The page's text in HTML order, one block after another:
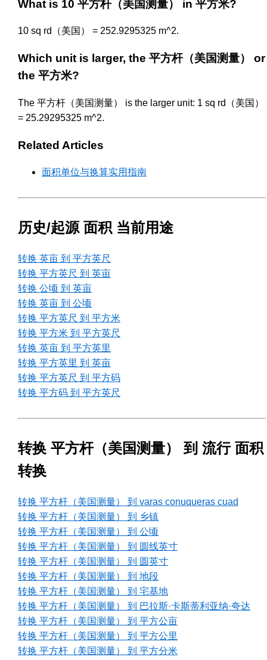
What is 10 平方杆（美国测量） in 平方米?
10 sq rd（美国） = 252.9295325 m^2.
Which unit is larger, the 平方杆（美国测量） or
the 平方米?
The 平方杆（美国测量） is the larger unit: 1 sq rd（美国）
= 25.29295325 m^2.
Related Articles
面积单位与换算实用指南
历史/起源 面积 当前用途
转换 英亩 到 平方英尺
转换 平方英尺 到 英亩
转换 公顷 到 英亩
转换 英亩 到 公顷
转换 平方英尺 到 平方米
转换 平方米 到 平方英尺
转换 英亩 到 平方英里
转换 平方英里 到 英亩
转换 平方英尺 到 平方码
转换 平方码 到 平方英尺
转换 平方杆（美国测量） 到 流行 面积
转换
转换 平方杆（美国测量） 到 varas conuqueras cuad
转换 平方杆（美国测量） 到 乡镇
转换 平方杆（美国测量） 到 公顷
转换 平方杆（美国测量） 到 圆线英寸
转换 平方杆（美国测量） 到 圆英寸
转换 平方杆（美国测量） 到 地段
转换 平方杆（美国测量） 到 宅基地
转换 平方杆（美国测量） 到 巴拉斯·卡斯蒂利亚纳·夸达
转换 平方杆（美国测量） 到 平方公亩
转换 平方杆（美国测量） 到 平方公里
转换 平方杆（美国测量） 到 平方分米